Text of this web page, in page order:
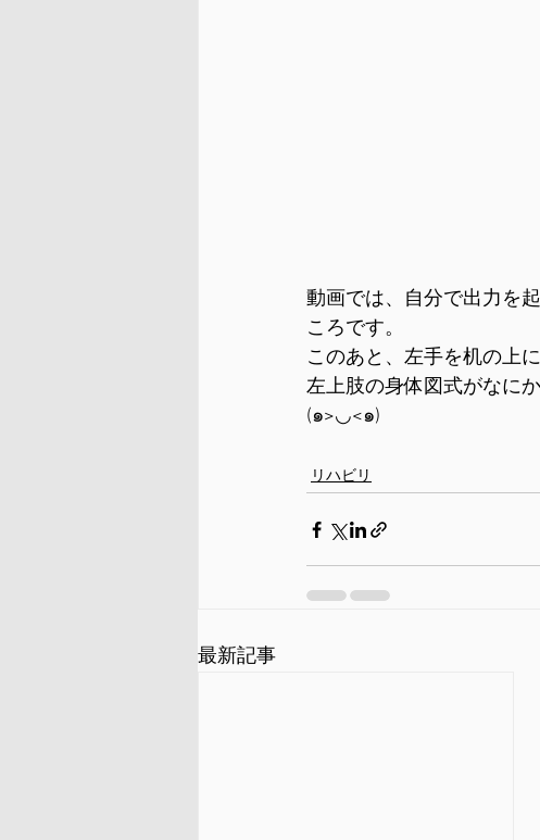
動画では、自分で出力を
ころです。
このあと、左手を机の上
左上肢の身体図式がなに
(๑>◡<๑)
リハビリ
最新記事